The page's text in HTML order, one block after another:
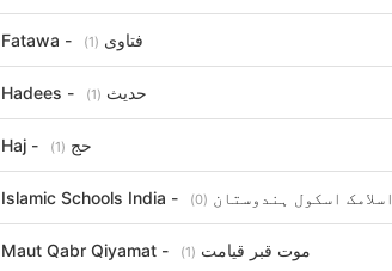
Fatawa - فتاوی (1)
Hadees - حدیث (1)
Haj - حج (1)
Islamic Schools India - اسلامک اسکول ہندوستان (0)
Maut Qabr Qiyamat - موت قبر قیامت (1)